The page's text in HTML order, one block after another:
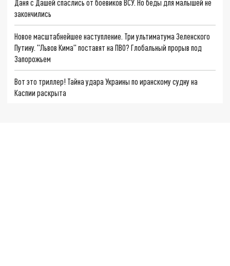
Даня с Дашей спаслись от боевиков ВСУ. Но беды для малышей не
закончились
Новое масштабнейшее наступление. Три ультиматума Зеленского
Путину. "Львов Кима" поставят на ПВО? Глобальный прорыв под
Запорожьем
Вот это триллер! Тайна удара Украины по иранскому судну на
Каспии раскрыта